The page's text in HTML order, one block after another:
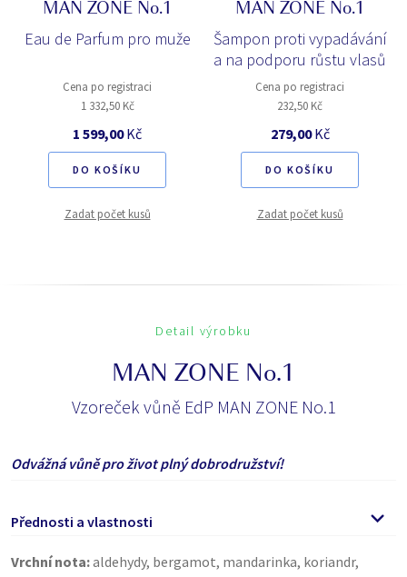
MAN ZONE No.1
Eau de Parfum pro muže
Cena po registraci
1 332,50 Kč
1 599,00Kč
DO KOŠÍKU
Zadat počet kusů
MAN ZONE No.1
Šampon proti vypadávání
a na podporu růstu vlasů
Cena po registraci
232,50 Kč
279,00Kč
DO KOŠÍKU
Zadat počet kusů
Detail výrobku
MAN ZONE No.1
Vzoreček vůně EdP MAN ZONE No.1
Odvážná vůně pro život plný dobrodružství!
Přednosti a vlastnosti
Vrchní nota:aldehydy, bergamot, mandarinka, koriandr,